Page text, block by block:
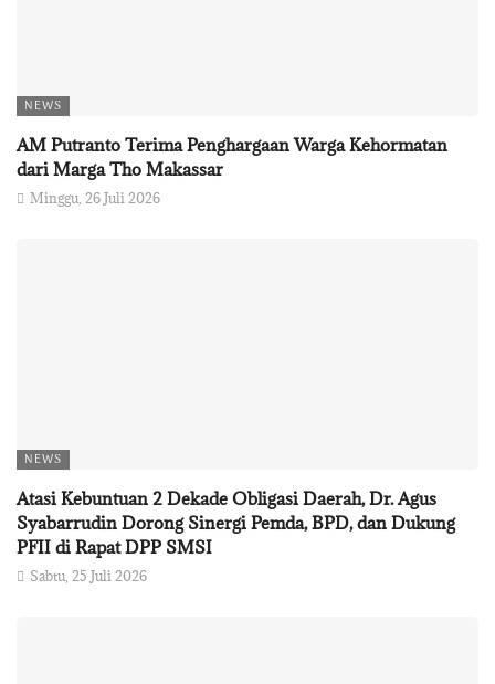
NEWS
AM Putranto Terima Penghargaan Warga Kehormatan
dari Marga Tho Makassar
Minggu, 26 Juli 2026
NEWS
Atasi Kebuntuan 2 Dekade Obligasi Daerah, Dr. Agus
Syabarrudin Dorong Sinergi Pemda, BPD, dan Dukung
PFII di Rapat DPP SMSI
Sabtu, 25 Juli 2026